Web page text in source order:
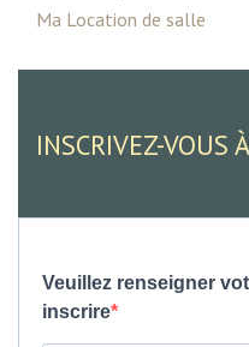
Ma Location de salle
INSCRIVEZ-VOUS
Veuillez renseigner
inscrire